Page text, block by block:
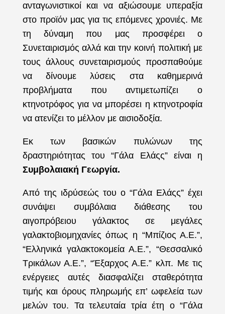
ανταγωνιστικοί και να αξιώσουμε υπεραξία
στο προϊόν μας για τις επόμενες χρονιές. Με
τη δύναμη που μας προσφέρει ο
Συνεταιρισμός αλλά και την κοινή πολιτική με
τους άλλους συνεταιρισμούς προσπαθούμε
να δίνουμε λύσεις στα καθημερινά
προβλήματα που αντιμετωπίζει ο
κτηνοτρόφος για να μπορέσει η κτηνοτροφία
να ατενίζει το μέλλον με αισιοδοξία.
Εκ των βασικών πυλώνων της
δραστηριότητας του “Γάλα Ελάςς” είναι η
Συμβολαιακή Γεωργία.
Από της ιδρύσεώς του ο “Γάλα Ελάςς” έχει
συνάψει συμβόλαια διάθεσης του
αιγοπρόβειου γάλακτος σε μεγάλες
γαλακτοβιομηχανίες όπως η “Μπίζιος Α.Ε.”,
“Ελληνικά γαλακτοκομεία Α.Ε.”, “Θεσσαλικό
Τρικάλων Α.Ε.”, “Έξαρχος Α.Ε.” κλπ. Με τις
ενέργειες αυτές διασφαλίζει σταθερότητα
τιμής και όρους πληρωμής επ’ ωφελεία των
μελών του. Τα τελευταία τρία έτη ο “Γάλα